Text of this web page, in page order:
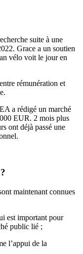
suite à une
Grace a un soutien
vélo voit le jour en
rémunération et
a rédigé un marché
EUR. 2 mois plus
ont déjà passé une
maintenant connues
est important pour
public lié ;
l’appui de la